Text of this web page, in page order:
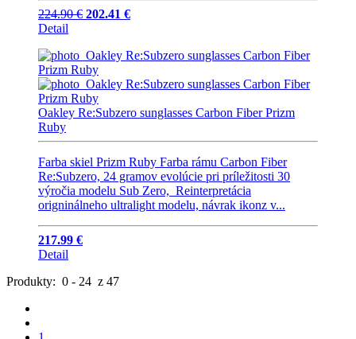
224.90 € 202.41 €
Detail
Oakley Re:Subzero sunglasses Carbon Fiber Prizm
Ruby
Farba skiel Prizm Ruby Farba rámu Carbon Fiber
Re:Subzero, 24 gramov evolúcie pri príležitosti 30
výročia modelu Sub Zero, Reinterpretácia
origninálneho ultralight modelu, návrak ikonz v...
217.99 €
Detail
Produkty: 0 - 24 z 47